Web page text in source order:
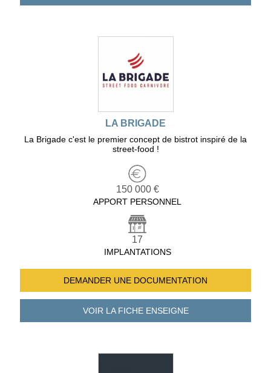
LA BRIGADE
La Brigade c'est le premier concept de bistrot inspiré de la
street-food !
150 000 €
APPORT PERSONNEL
17
IMPLANTATIONS
DEMANDER UNE DOCUMENTATION
VOIR LA FICHEENSEIGNE